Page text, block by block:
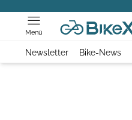
Menü
Newsletter Bike-News